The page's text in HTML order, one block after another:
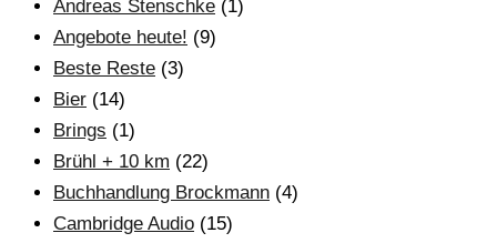
Andreas Stenschke (1)
Angebote heute! (9)
Beste Reste (3)
Bier (14)
Brings (1)
Brühl + 10 km (22)
Buchhandlung Brockmann (4)
Cambridge Audio (15)